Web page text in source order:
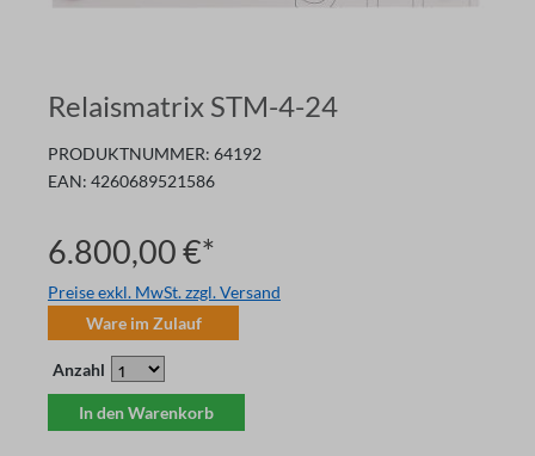
Relaismatrix STM-4-24
PRODUKTNUMMER: 64192
EAN: 4260689521586
6.800,00 €*
Preise exkl. MwSt. zzgl. Versand
Ware im Zulauf
Anzahl
In den Warenkorb